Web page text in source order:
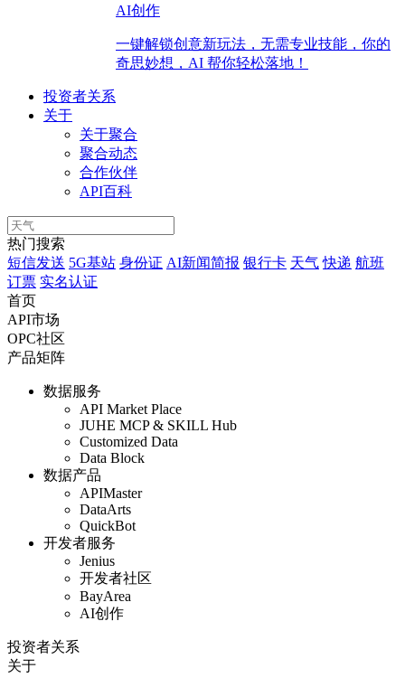
AI创作
一键解锁创意新玩法，无需专业技能，你的
奇思妙想，AI 帮你轻松落地！
投资者关系
关于
关于聚合
聚合动态
合作伙伴
API百科
热门搜索
短信发送 5G基站 身份证 AI新闻简报 银行卡 天气 快递 航班
订票 实名认证
首页
API市场
OPC社区
产品矩阵
数据服务
API Market Place
JUHE MCP & SKILL Hub
Customized Data
Data Block
数据产品
APIMaster
DataArts
QuickBot
开发者服务
Jenius
开发者社区
BayArea
AI创作
投资者关系
关于